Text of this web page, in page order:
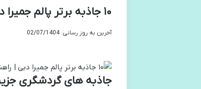
۱۰ جاذبه برتر پالم جمیرا دبی | راهنمای کامل سفر
آخرین به روز رسانی: 02/07/1404
جاذبه های گردشگری